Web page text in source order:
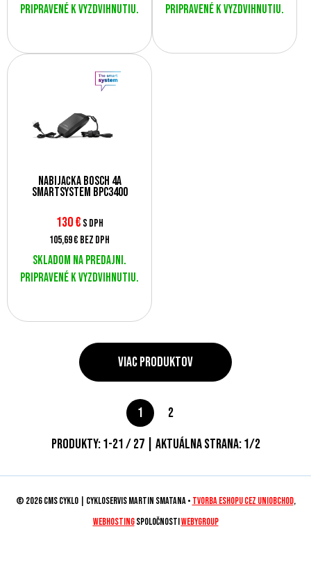
Pripravené k vyzdvihnutiu.
Pripravené k vyzdvihnutiu.
Nabíjačka Bosch 4A
SmartSystem BPC3400
130€ s DPH
105,69 € bez DPH
Skladom na predajni.
Pripravené k vyzdvihnutiu.
Viac produktov
1
2
Produkty:1-21/27| Aktuálna strana:1/2
© 2026 CMS CYKLO | Cykloservis Martin Smatana • tvorba eshopu cez UNIobchod,
webhostingspoločnosti WEBYGROUP